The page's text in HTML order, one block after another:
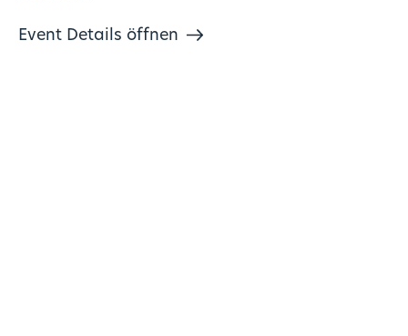
Event Details öffnen